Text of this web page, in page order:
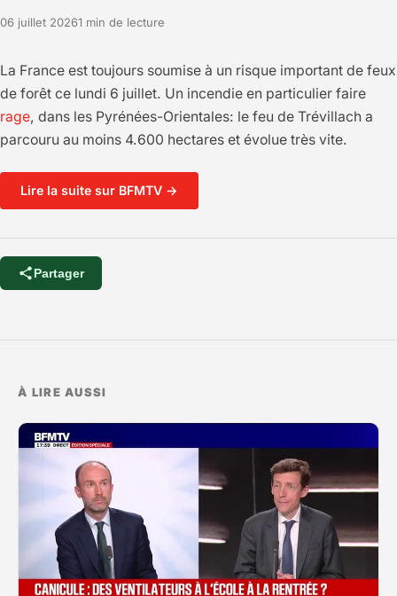
06 juillet 20261 min de lecture
La France est toujours soumise à un risque important de feux
de forêt ce lundi 6 juillet. Un incendie en particulier faire
rage, dans les Pyrénées-Orientales: le feu de Trévillach a
parcouru au moins 4.600 hectares et évolue très vite.
Lire la suite sur BFMTV →
Partager
À LIRE AUSSI